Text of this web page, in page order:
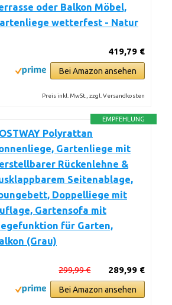
oder Balkon Möbel,
wetterfest - Natur
419,79 €
Bei Amazon ansehen
Preis inkl. MwSt., zzgl. Versandkosten
EMPFEHLUNG
Polyrattan
Gartenliege mit
Rückenlehne &
Seitenablage,
Doppelliege mit
Gartensofa mit
für Garten,
(Grau)
289,99 €
299,99 €
Bei Amazon ansehen